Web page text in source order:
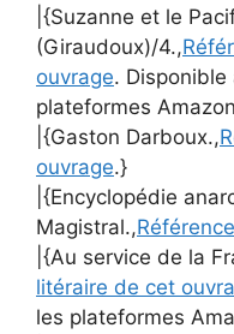
|{Suzanne et le
(Giraudoux)/4.,
ouvrage. Disponible
plateformes
|{Gaston Darboux.,
ouvrage.}
|{Encyclopédie
Magistral.,
|{Au service de la
litéraire de cet
les plateformes